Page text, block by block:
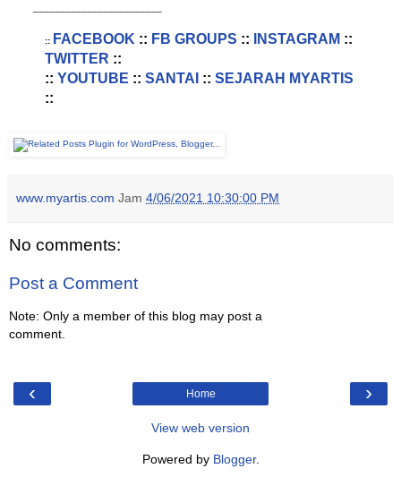
:: FACEBOOK :: FB GROUPS :: INSTAGRAM ::
TWITTER ::
:: YOUTUBE :: SANTAI :: SEJARAH MYARTIS
::
www.myartis.com Jam 4/06/2021 10:30:00 PM
No comments:
Post a Comment
Note: Only a member of this blog may post a
comment.
‹ ›
Home
View web version
Powered by Blogger.